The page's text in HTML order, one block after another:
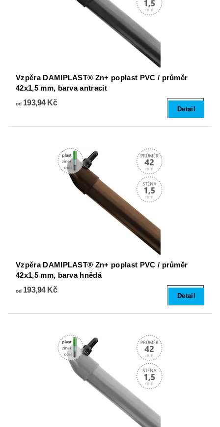
Vzpěra DAMIPLAST® Zn+ poplast PVC / průměr
42x1,5 mm, barva antracit
od193,94 Kč
Detail
Vzpěra DAMIPLAST® Zn+ poplast PVC / průměr
42x1,5 mm, barva hnědá
od193,94 Kč
Detail